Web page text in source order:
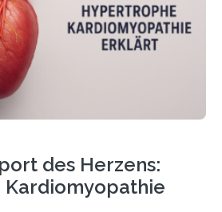
Wahl der passenden Therapie
zählt weltweit zu den
und stellt…
des Herzens: